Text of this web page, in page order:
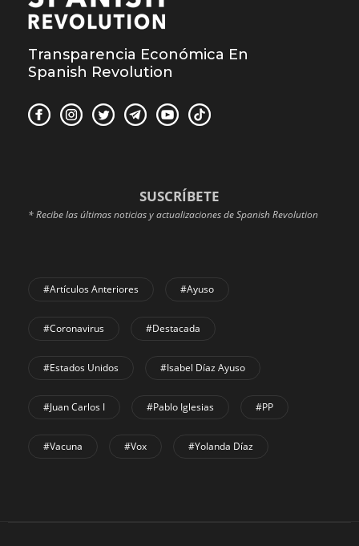
Transparencia Económica En
Spanish Revolution
SUSCRÍBETE
* Recibe las últimas noticias y actualizaciones de Spanish Revolution
#Artículos Anteriores #Ayuso
#coronavirus #Destacada
#Estados Unidos #Isabel Díaz Ayuso
#Juan Carlos I #Pablo Iglesias #PP
#Vacuna #Vox #Yolanda Díaz